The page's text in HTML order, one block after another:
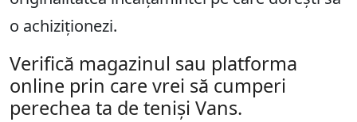
o achiziționezi.
Verifică magazinul sau platforma
online prin care vrei să cumperi
perechea ta de teniși Vans.